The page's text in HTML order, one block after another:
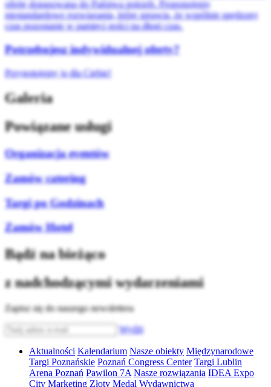
ofertę dopasowaną do Państwa potrzeb. Proponujemy
niestandardowe rozwiązania, które sprawią, że wspólnie spędzony
czas pozostanie w pamięci gości na długi czas.
Potrzebujesz indywidualnej oferty?
Przygotujemy ją dla Ciebie!
Galeria
Powiązane usługi
Organizacja eventów
Zamów catering
Targi po Godzinach
Zamów Hotel
Bądź na bieżąco
z nadchodzącymi wydarzeniami
Zapisz się do naszego newslettera
Wyślij
Aktualności Kalendarium Nasze obiekty Międzynarodowe
Targi Poznańskie Poznań Congress Center Targi Lublin
Arena Poznań Pawilon 7A Nasze rozwiązania IDEA Expo
City Marketing Złoty Medal Wydawnictwa